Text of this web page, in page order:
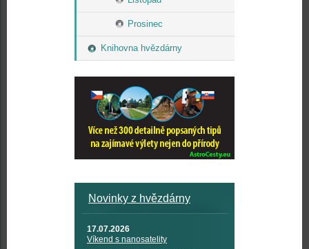
Prosinec
Knihovna hvězdárny
Novinky z hvězdárny
17.07.2026
Víkend s nanosatelity